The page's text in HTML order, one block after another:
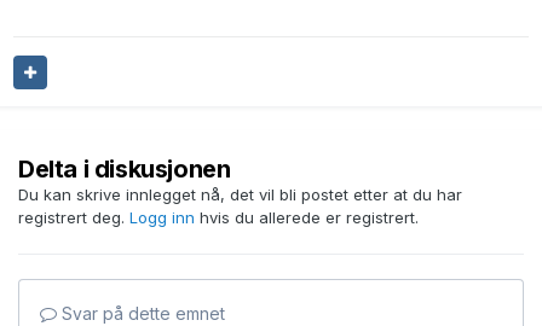
Delta i diskusjonen
Du kan skrive innlegget nå, det vil bli postet etter at du har
registrert deg. Logg inn hvis du allerede er registrert.
Svar på dette emnet